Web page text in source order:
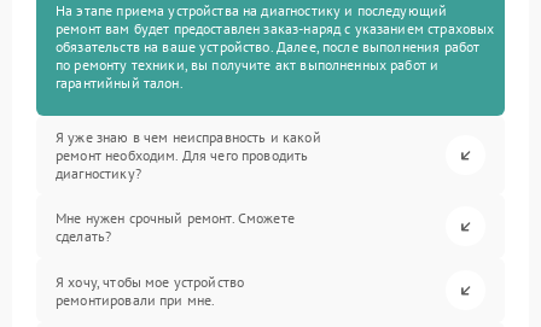
На этапе приема устройства на диагностику и последующий
ремонт вам будет предоставлен заказ-наряд с указанием страховых
обязательств на ваше устройство. Далее, после выполнения работ
по ремонту техники, вы получите акт выполненных работ и
гарантийный талон.
Я уже знаю в чем неисправность и какой
ремонт необходим. Для чего проводить
диагностику?
Мне нужен срочный ремонт. Сможете
сделать?
Я хочу, чтобы мое устройство
ремонтировали при мне.